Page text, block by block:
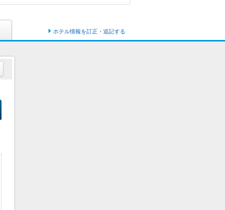
ホテル情報を訂正・追記する